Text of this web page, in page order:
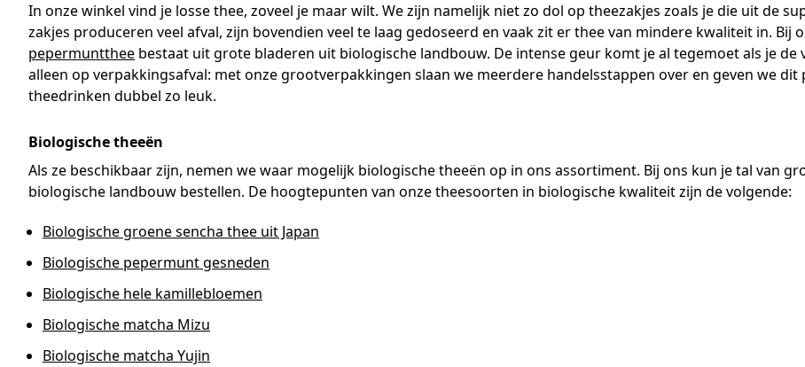
In onze winkel vind je losse thee, zoveel je maar wilt. We zijn namelijk niet zo dol op theezakjes zoals je die uit de
zakjes produceren veel afval, zijn bovendien veel te laag gedoseerd en vaak zit er thee van mindere kwaliteit in. Bij
pepermuntthee bestaat uit grote bladeren uit biologische landbouw. De intense geur komt je al tegemoet als je
alleen op verpakkingsafval: met onze grootverpakkingen slaan we meerdere handelsstappen over en geven we
theedrinken dubbel zo leuk.
Biologische theeën
Als ze beschikbaar zijn, nemen we waar mogelijk biologische theeën op in ons assortiment. Bij ons kun je tal van
biologische landbouw bestellen. De hoogtepunten van onze theesoorten in biologische kwaliteit zijn de volgende:
Biologische groene sencha thee uit Japan
Biologische pepermunt gesneden
Biologische hele kamillebloemen
Biologische matcha Mizu
Biologische matcha Yujin